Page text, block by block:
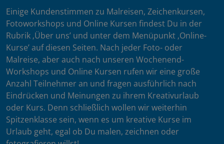
Einige Kundenstimmen zu Malreisen, Zeichenkursen,
Fotoworkshops und Online Kursen findest Du in der
Rubrik ‚Über uns’ und unter dem Menüpunkt ‚Online-
Kurse’ auf diesen Seiten. Nach jeder Foto- oder
Malreise, aber auch nach unseren Wochenend-
Workshops und Online Kursen rufen wir eine große
Anzahl Teilnehmer an und fragen ausführlich nach
Eindrücken und Meinungen zu ihrem Kreativurlaub
oder Kurs. Denn schließlich wollen wir weiterhin
Spitzenklasse sein, wenn es um kreative Kurse im
Urlaub geht, egal ob Du malen, zeichnen oder